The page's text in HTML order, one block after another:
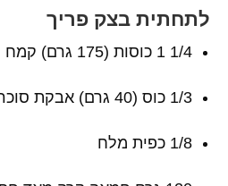
לתחתית בצק פריך
1/4 1 כוסות (175 גרם) קמח
1/3 כוס (40 גרם) אבקת סוכר
1/8 כפית מלח